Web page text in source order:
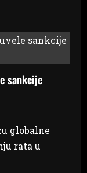
sankcije
globalne
rata u